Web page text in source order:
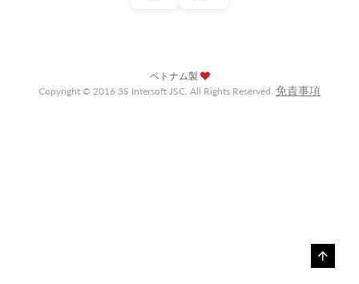
ベトナム製
Copyright © 2016 3S Intersoft JSC. All Rights Reserved. 免責事項